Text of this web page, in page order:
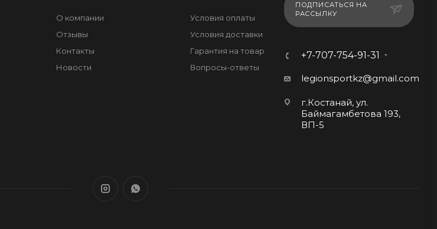
О компании
Отзывы
Контакты
Новости
Условия оплаты
Условия доставки
Гарантия на товар
Вопросы-ответы
ПОДПИСАТЬСЯ НА
РАССЫЛКУ
+7-707-754-91-31
legionsportkz@gmail.com
г.Костанай, ул.
Баймагамбетова 193,
ВП-5